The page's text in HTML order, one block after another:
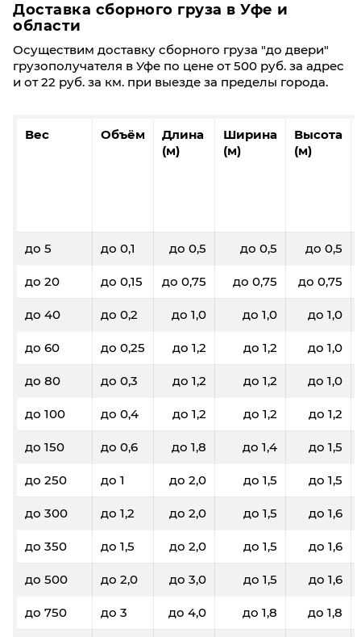
Доставка сборного груза в Уфе и
области
Осуществим доставку сборного груза "до двери"
грузополучателя в Уфе по цене от 500 руб. за адрес
и от 22 руб. за км. при выезде за пределы города.
Вес Объём
Длина
(м)
Ширина
(м)
Высота
(м)
до 5 до 0,1 до 0,5 до 0,5 до 0,5
до 20 до 0,15 до 0,75 до 0,75 до 0,75
до 40 до 0,2 до 1,0 до 1,0 до 1,0
до 60 до 0,25 до 1,2 до 1,2 до 1,0
до 80 до 0,3 до 1,2 до 1,2 до 1,0
до 100 до 0,4 до 1,2 до 1,2 до 1,2
до 150 до 0,6 до 1,8 до 1,4 до 1,5
до 250 до 1 до 2,0 до 1,5 до 1,5
до 300 до 1,2 до 2,0 до 1,5 до 1,6
до 350 до 1,5 до 2,0 до 1,5 до 1,6
до 500 до 2,0 до 3,0 до 1,5 до 1,6
до 750 до 3 до 4,0 до 1,8 до 1,8